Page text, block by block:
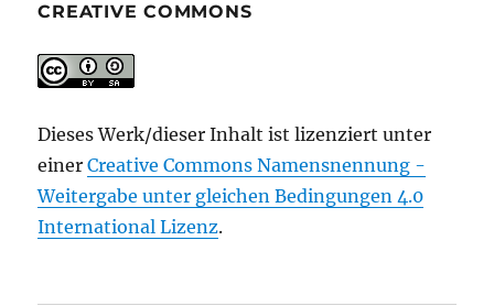
CREATIVE COMMONS
Dieses Werk/dieser Inhalt ist lizenziert unter
einerCreative Commons Namensnennung -
Weitergabe unter gleichen Bedingungen 4.0
International Lizenz.